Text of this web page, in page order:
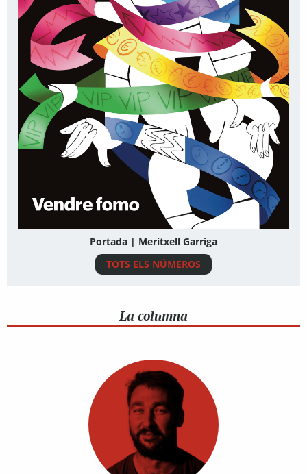
Portada | Meritxell Garriga
TOTS ELS NÚMEROS
La columna